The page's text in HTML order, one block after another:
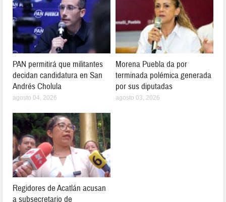
PAN permitirá que militantes
decidan candidatura en San
Andrés Cholula
agosto 04, 2026
Morena Puebla da por
terminada polémica generada
por sus diputadas
agosto 03, 2026
Regidores de Acatlán acusan
a subsecretario de